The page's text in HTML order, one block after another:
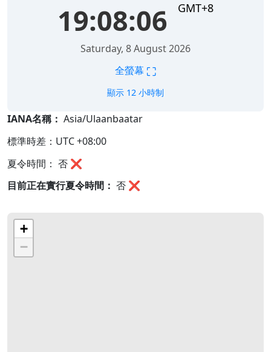
19:08:06 GMT+8
Saturday, 8 August 2026
全螢幕 ⛶
顯示 12 小時制
IANA名稱： Asia/Ulaanbaatar
標準時差：UTC +08:00
夏令時間： 否 ❌
目前正在實行夏令時間： 否 ❌
+
−